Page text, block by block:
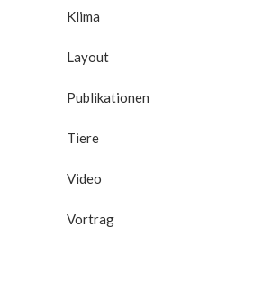
Klima
Layout
Publikationen
Tiere
Video
Vortrag